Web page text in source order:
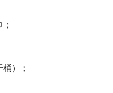
）；